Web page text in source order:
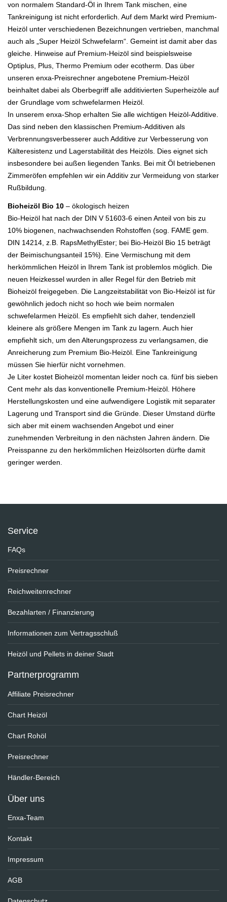
von normalem Standard-Öl in Ihrem Tank mischen, eine
Tankreinigung ist nicht erforderlich. Auf dem Markt wird Premium-
Heizöl unter verschiedenen Bezeichnungen vertrieben, manchmal
auch als „Super Heizöl Schwefelarm“. Gemeint ist damit aber das
gleiche. Hinweise auf Premium-Heizöl sind beispielsweise
Optiplus, Plus, Thermo Premium oder ecotherm. Das über
unseren enxa-Preisrechner angebotene Premium-Heizöl
beinhaltet dabei als Oberbegriff alle additivierten Superheizöle auf
der Grundlage vom schwefelarmen Heizöl.
In unserem enxa-Shop erhalten Sie alle wichtigen Heizöl-Additive.
Das sind neben den klassischen Premium-Additiven als
Verbrennungsverbesserer auch Additive zur Verbesserung von
Kälteresistenz und Lagerstabilität des Heizöls. Dies eignet sich
insbesondere bei außen liegenden Tanks. Bei mit Öl betriebenen
Zimmeröfen empfehlen wir ein Additiv zur Vermeidung von starker
Rußbildung.
Bioheizöl Bio 10 – ökologisch heizen
Bio-Heizöl hat nach der DIN V 51603-6 einen Anteil von bis zu
10% biogenen, nachwachsenden Rohstoffen (sog. FAME gem.
DIN 14214, z.B. RapsMethylEster; bei Bio-Heizöl Bio 15 beträgt
der Beimischungsanteil 15%). Eine Vermischung mit dem
herkömmlichen Heizöl in Ihrem Tank ist problemlos möglich. Die
neuen Heizkessel wurden in aller Regel für den Betrieb mit
Bioheizöl freigegeben. Die Langzeitstabilität von Bio-Heizöl ist für
gewöhnlich jedoch nicht so hoch wie beim normalen
schwefelarmen Heizöl. Es empfiehlt sich daher, tendenziell
kleinere als größere Mengen im Tank zu lagern. Auch hier
empfiehlt sich, um den Alterungsprozess zu verlangsamen, die
Anreicherung zum Premium Bio-Heizöl. Eine Tankreinigung
müssen Sie hierfür nicht vornehmen.
Je Liter kostet Bioheizöl momentan leider noch ca. fünf bis sieben
Cent mehr als das konventionelle Premium-Heizöl. Höhere
Herstellungskosten und eine aufwendigere Logistik mit separater
Lagerung und Transport sind die Gründe. Dieser Umstand dürfte
sich aber mit einem wachsenden Angebot und einer
zunehmenden Verbreitung in den nächsten Jahren ändern. Die
Preisspanne zu den herkömmlichen Heizölsorten dürfte damit
geringer werden.
Service
FAQs
Preisrechner
Reichweitenrechner
Bezahlarten / Finanzierung
Informationen zum Vertragsschluß
Heizöl und Pellets in deiner Stadt
Partnerprogramm
Affiliate Preisrechner
Chart Heizöl
Chart Rohöl
Preisrechner
Händler-Bereich
Über uns
Enxa-Team
Kontakt
Impressum
AGB